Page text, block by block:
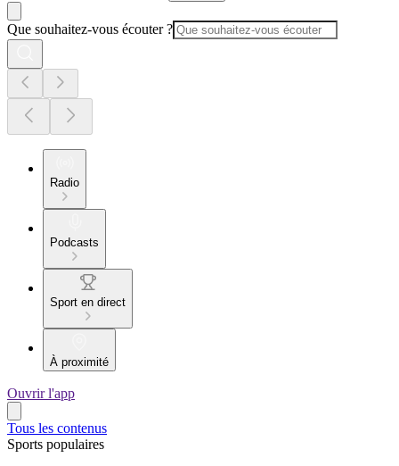
Que souhaitez-vous écouter ?
Radio
Podcasts
Sport en direct
À proximité
Ouvrir l'app
Tous les contenus
Sports populaires